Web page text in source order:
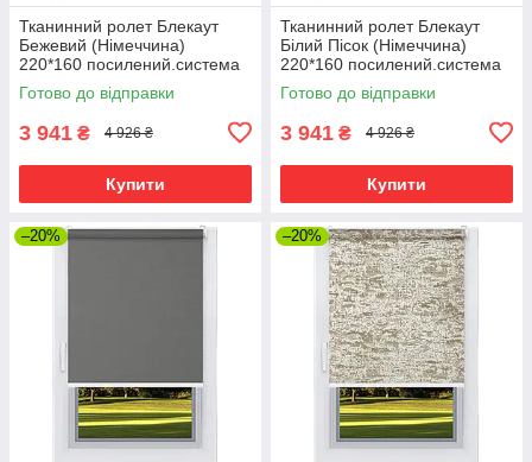
Тканинний ролет Блекаут
Бежевий (Німеччина)
220*160 посилений.система
Готово до відправки
3 941 ₴ 4 926 ₴
Купити
Тканинний ролет Блекаут
Білий Пісок (Німеччина)
220*160 посилений.система
Готово до відправки
3 941 ₴ 4 926 ₴
Купити
–20% –20%